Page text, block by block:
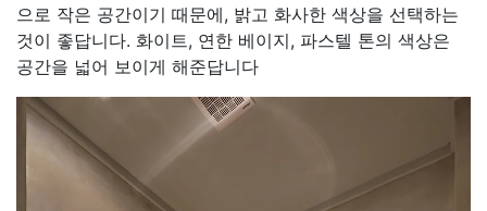
으로 작은 공간이기 때문에, 밝고 화사한 색상을 선택하는
것이 좋답니다. 화이트, 연한 베이지, 파스텔 톤의 색상은
공간을 넓어 보이게 해준답니다